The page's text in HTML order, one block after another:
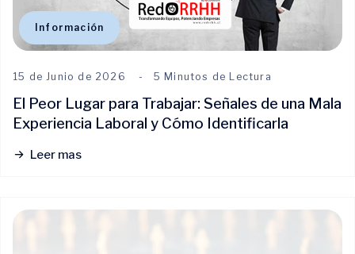
Información
15 de Junio de 2026 5 Minutos de Lectura
El Peor Lugar para Trabajar: Señales de una Mala
Experiencia Laboral y Cómo Identificarla
Leer mas